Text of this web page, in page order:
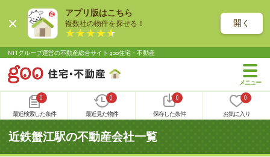
アプリ版はこちら
複数社の物件を探せる！ 開く
NTTグループ運営の不動産総合サイト goo住宅・不動産
0
最近検索した条件
0
最近見た物件
0
保存した条件
0
お気に入り
近鉄蟹江駅の不動産会社一覧